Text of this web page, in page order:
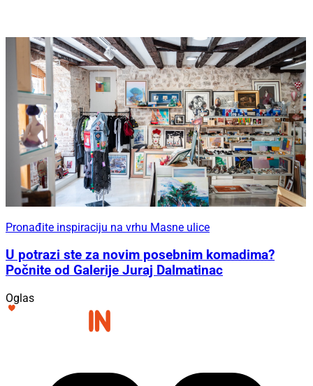
Pronađite inspiraciju na vrhu Masne ulice
U potrazi ste za novim posebnim komadima?
Počnite od Galerije Juraj Dalmatinac
Oglas